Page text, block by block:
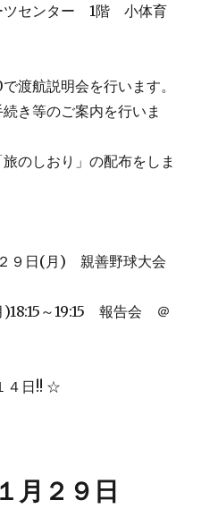
ツセンター 1階 小体育
渡航説明会を行います。
き等のご案内を行いま
おり」の配布をしま
９日(月) 親善野球大会
)18:15～19:15 報告会 ＠
４日!! ☆
月２９日